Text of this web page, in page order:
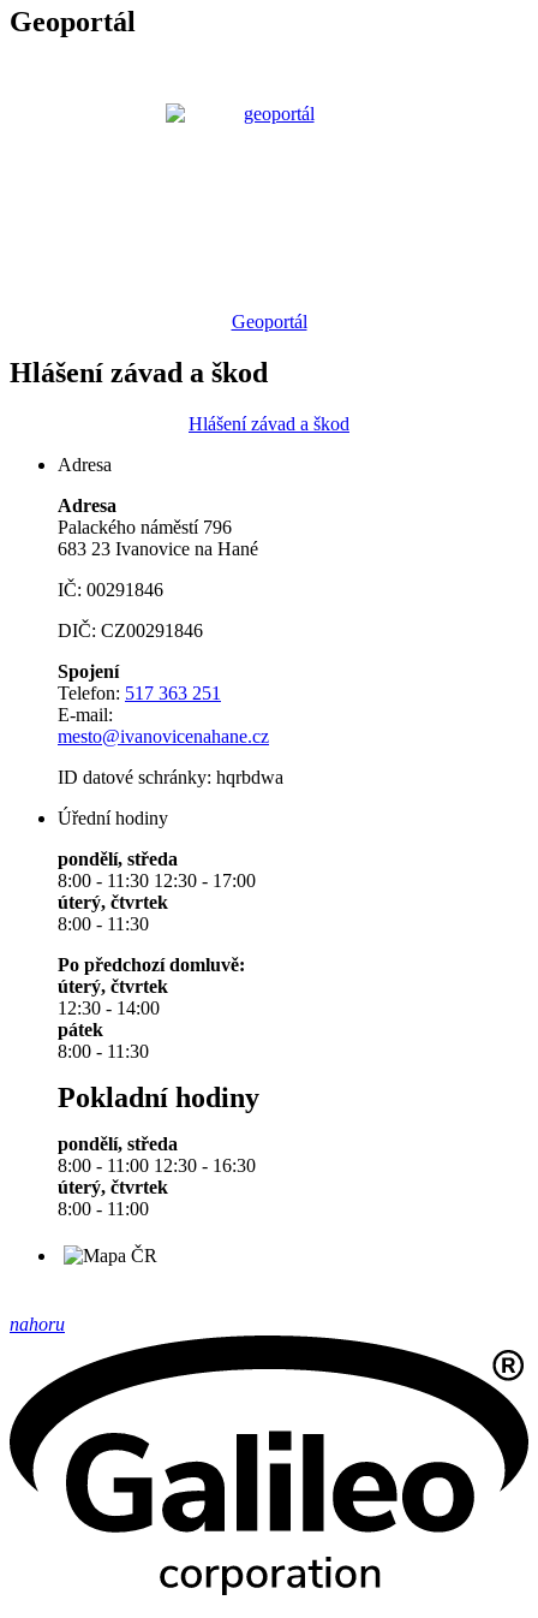
Geoportál
Geoportál
Hlášení závad a škod
Hlášení závad a škod
Adresa
Adresa
Palackého náměstí 796
683 23 Ivanovice na Hané
IČ: 00291846
DIČ: CZ00291846
Spojení
Telefon: 517 363 251
E-mail:
mesto@ivanovicenahane.cz
ID datové schránky: hqrbdwa
Úřední hodiny
pondělí, středa
8:00 - 11:30 12:30 - 17:00
úterý, čtvrtek
8:00 - 11:30
Po předchozí domluvě:
úterý, čtvrtek
12:30 - 14:00
pátek
8:00 - 11:30
Pokladní hodiny
pondělí, středa
8:00 - 11:00 12:30 - 16:30
úterý, čtvrtek
8:00 - 11:00
nahoru